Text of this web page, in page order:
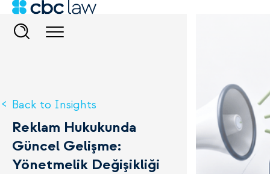
Back to Insights
Reklam Hukukunda
Güncel Gelişme:
Yönetmelik Değişikliği